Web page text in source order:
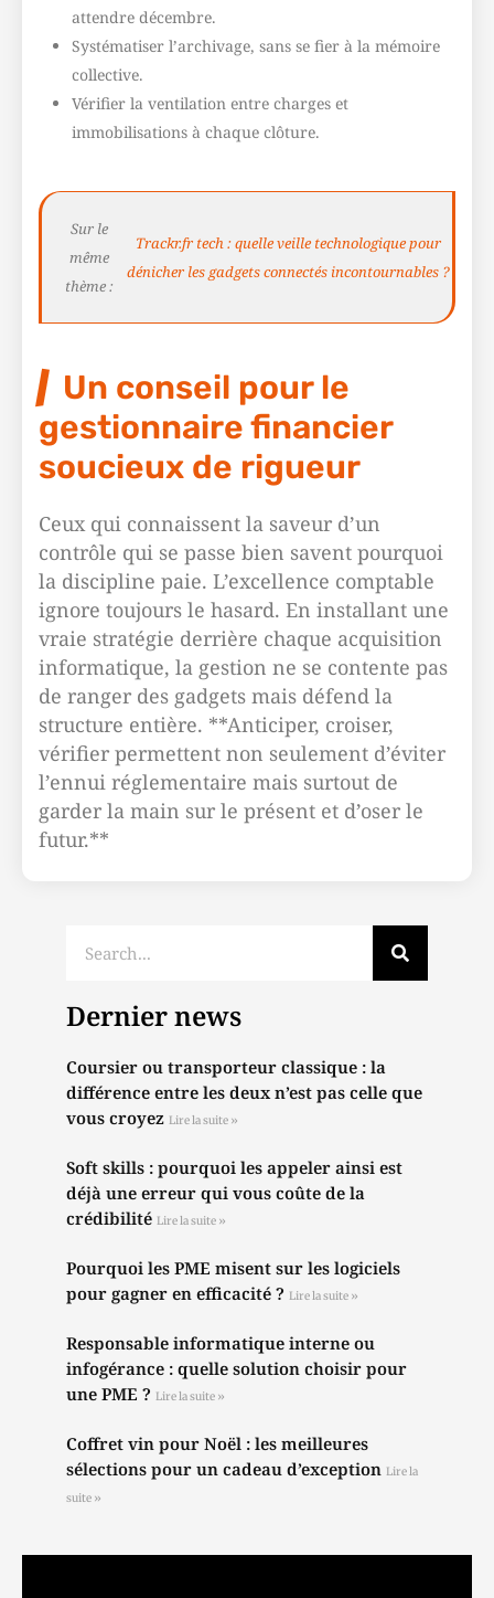
attendre décembre.
Systématiser l’archivage, sans se fier à la mémoire
collective.
Vérifier la ventilation entre charges et
immobilisations à chaque clôture.
Sur le
même
thème :
Trackr.fr tech : quelle veille technologique pour
dénicher les gadgets connectés incontournables ?
Un conseil pour le
gestionnaire financier
soucieux de rigueur
Ceux qui connaissent la saveur d’un
contrôle qui se passe bien savent pourquoi
la discipline paie. L’excellence comptable
ignore toujours le hasard. En installant une
vraie stratégie derrière chaque acquisition
informatique, la gestion ne se contente pas
de ranger des gadgets mais défend la
structure entière. **Anticiper, croiser,
vérifier permettent non seulement d’éviter
l’ennui réglementaire mais surtout de
garder la main sur le présent et d’oser le
futur.**
Dernier news
Coursier ou transporteur classique : la
différence entre les deux n’est pas celle que
vous croyez Lire la suite »
Soft skills : pourquoi les appeler ainsi est
déjà une erreur qui vous coûte de la
crédibilité Lire la suite »
Pourquoi les PME misent sur les logiciels
pour gagner en efficacité ? Lire la suite »
Responsable informatique interne ou
infogérance : quelle solution choisir pour
une PME ? Lire la suite »
Coffret vin pour Noël : les meilleures
sélections pour un cadeau d’exception Lire la
suite »